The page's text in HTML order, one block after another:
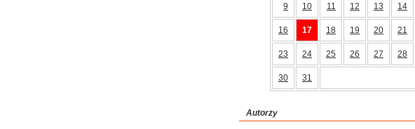
9 10 11 12 13 14
16 17 18 19 20 21
23 24 25 26 27 28
30 31
Autorzy